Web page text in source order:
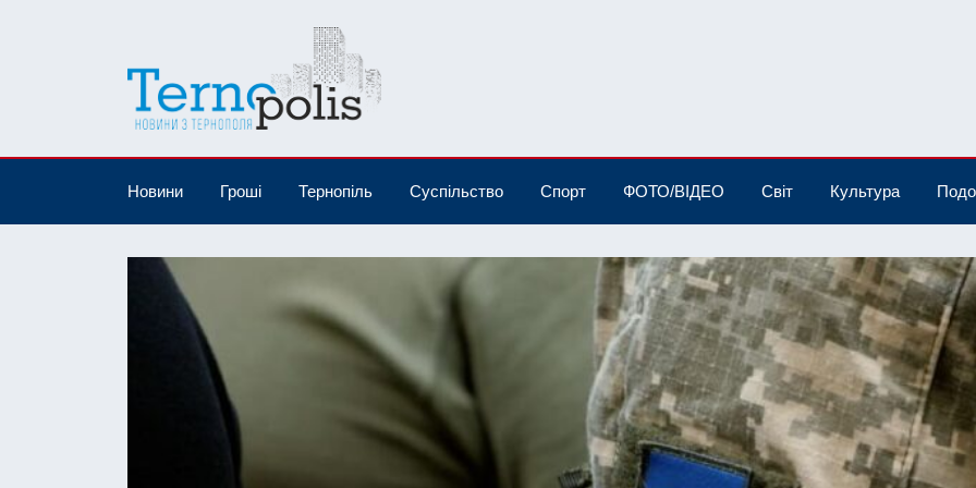
Новини Гроші Тернопіль Суспільство Спорт ФОТО/ВІДЕО Світ Культура